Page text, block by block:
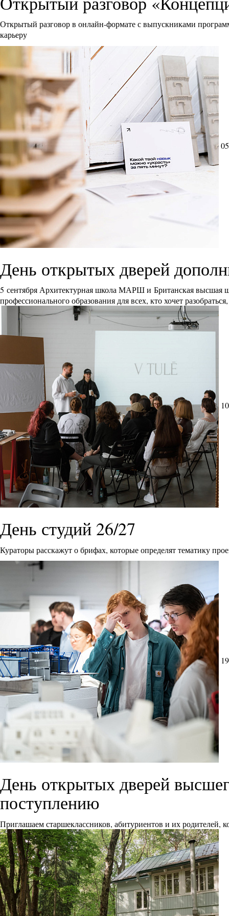
Открытый разговор в онлайн-формате с выпускниками
карьеру
День открытых дверей
5 сентября Архитектурная школа МАРШ и Британская высшая
профессионального образования для всех, кто хочет
День студий 26/27
Кураторы расскажут о брифах, которые определят тематику
День открытых дверей
поступлению
Приглашаем старшеклассников, абитуриентов и их родителей,